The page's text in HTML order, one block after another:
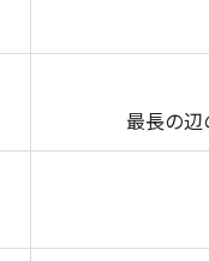
最長の辺